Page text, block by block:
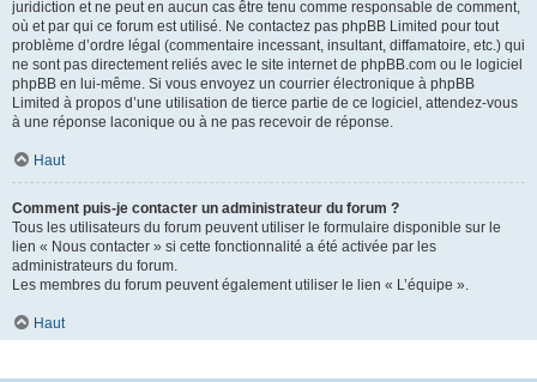
juridiction et ne peut en aucun cas être tenu comme responsable de comment,
où et par qui ce forum est utilisé. Ne contactez pas phpBB Limited pour tout
problème d’ordre légal (commentaire incessant, insultant, diffamatoire, etc.) qui
ne sont pas directement reliés avec le site internet de phpBB.com ou le logiciel
phpBB en lui-même. Si vous envoyez un courrier électronique à phpBB
Limited à propos d’une utilisation de tierce partie de ce logiciel, attendez-vous
à une réponse laconique ou à ne pas recevoir de réponse.
Haut
Comment puis-je contacter un administrateur du forum ?
Tous les utilisateurs du forum peuvent utiliser le formulaire disponible sur le
lien « Nous contacter » si cette fonctionnalité a été activée par les
administrateurs du forum.
Les membres du forum peuvent également utiliser le lien « L’équipe ».
Haut